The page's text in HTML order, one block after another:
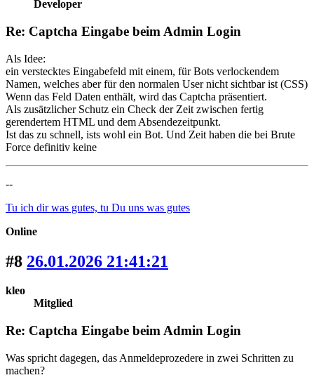
Developer
Re: Captcha Eingabe beim Admin Login
Als Idee:
ein verstecktes Eingabefeld mit einem, für Bots verlockendem
Namen, welches aber für den normalen User nicht sichtbar ist (CSS)
Wenn das Feld Daten enthält, wird das Captcha präsentiert.
Als zusätzlicher Schutz ein Check der Zeit zwischen fertig
gerendertem HTML und dem Absendezeitpunkt.
Ist das zu schnell, ists wohl ein Bot. Und Zeit haben die bei Brute
Force definitiv keine
--
Tu ich dir was gutes, tu Du uns was gutes
Online
#8 26.01.2026 21:41:21
kleo
Mitglied
Re: Captcha Eingabe beim Admin Login
Was spricht dagegen, das Anmeldeprozedere in zwei Schritten zu
machen?